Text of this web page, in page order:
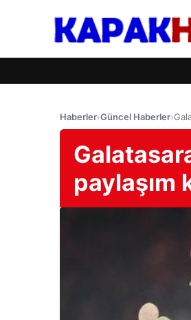
Haberler›Güncel Haberler›
paylaşım